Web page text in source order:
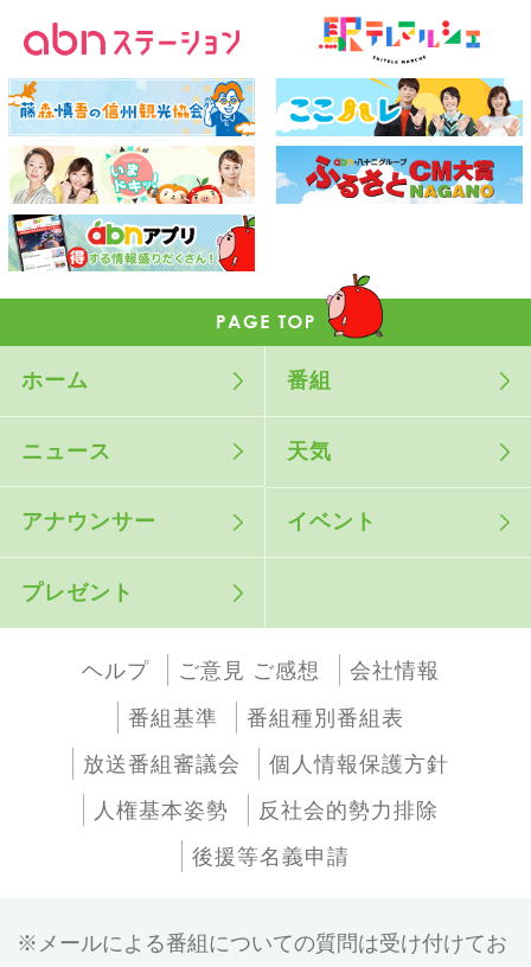
ホーム 番組
ニュース 天気
アナウンサー イベント
プレゼント
ヘルプ ご意見 ご感想
会社情報
番組基準
番組種別番組表
放送番組審議会
個人情報保護方針
人権基本姿勢
反社会的勢力排除
後援等名義申請
メールによる番組についての質問は受け付けてお